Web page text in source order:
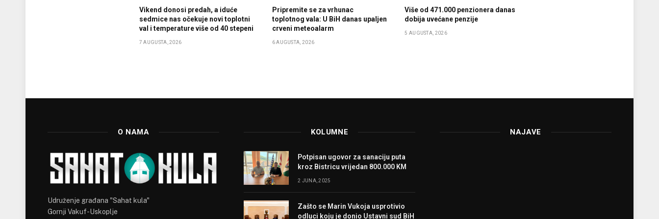
Vikend donosi predah, a iduće
sedmice nas očekuje novi toplotni
val i temperature više od 40 stepeni
7 AUGUSTA, 2026
Pripremite se za vrhunac
toplotnog vala: U BiH danas upaljen
crveni meteoalarm
6 AUGUSTA, 2026
Više od 471.000 penzionera danas
dobija uvećane penzije
5 AUGUSTA, 2026
O NAMA
Udruženje građana "Sahat kula"
Gornji Vakuf-Uskoplje
KOLUMNE
Potpisan ugovor za sanaciju puta
kroz Bistricu vrijedan 800.000 KM
2 JUNA, 2025
Zašto se Marin Vukoja usprotivio
odluci koju je donio Ustavni sud BiH
NAJAVE